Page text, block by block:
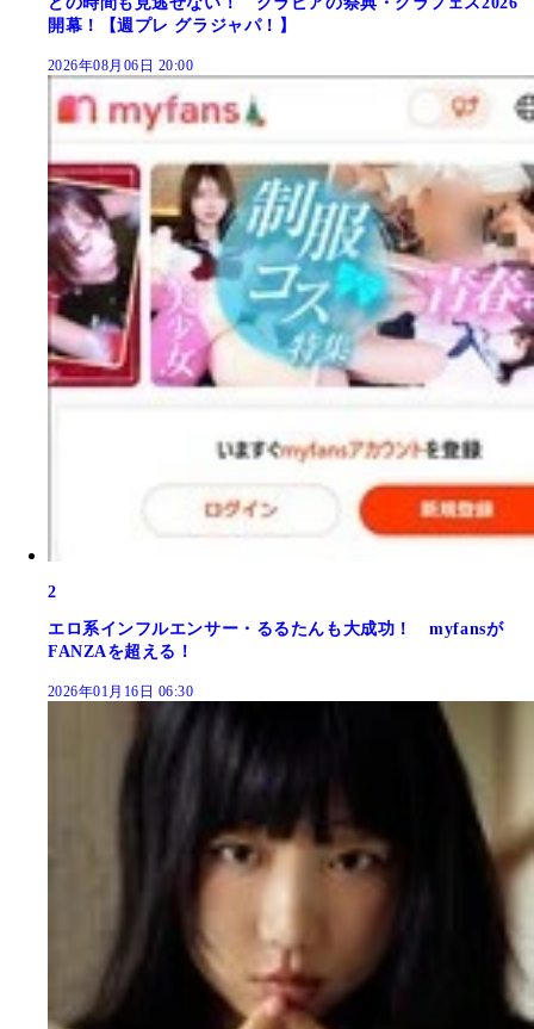
開幕！【週プレ グラジャパ！】
2026年08月06日 20:00
2
エロ系インフルエンサー・るるたんも大成功！ myfansが
FANZAを超える！
2026年01月16日 06:30